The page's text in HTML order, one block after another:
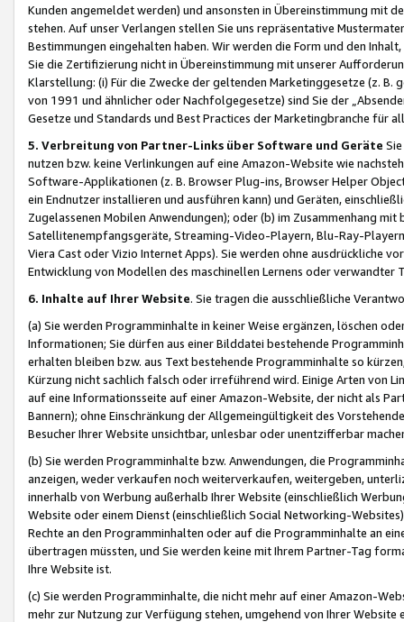
Kunden angemeldet werden) und ansonsten in Übereinstimmung mit
stehen. Auf unser Verlangen stellen Sie uns repräsentative
Bestimmungen eingehalten haben. Wir werden die Form und den
Sie die Zertifizierung nicht in Übereinstimmung mit unserer
Klarstellung: (i) Für die Zwecke der geltenden Marketinggesetze (z. B.
von 1991 und ähnlicher oder Nachfolgegesetze) sind Sie der
Gesetze und Standards und Best Practices der Marketingbranche für
5. Verbreitung von Partner-Links über Software und Geräte
nutzen bzw. keine Verlinkungen auf eine Amazon-Website wie
Software-Applikationen (z. B. Browser Plug-ins, Browser Helper
ein Endnutzer installieren und ausführen kann) und Geräten,
Zugelassenen Mobilen Anwendungen); oder (b) im Zusammenhang
Satellitenempfangsgeräte, Streaming-Video-Playern, Blu-Ray-
Viera Cast oder Vizio Internet Apps). Sie werden ohne ausdrückliche
Entwicklung von Modellen des maschinellen Lernens oder
6. Inhalte auf Ihrer Website. Sie tragen die ausschließliche
(a) Sie werden Programminhalte in keiner Weise ergänzen, löschen
Informationen; Sie dürfen aus einer Bilddatei bestehende
erhalten bleiben bzw. aus Text bestehende Programminhalte so
Kürzung nicht sachlich falsch oder irreführend wird. Einige Arten von
auf eine Informationsseite auf einer Amazon-Website, der nicht als
Bannern); ohne Einschränkung der Allgemeingültigkeit des
Besucher Ihrer Website unsichtbar, unlesbar oder unentzifferbar
(b) Sie werden Programminhalte bzw. Anwendungen, die
anzeigen, weder verkaufen noch weiterverkaufen, weitergeben,
innerhalb von Werbung außerhalb Ihrer Website (einschließlich
Website oder einem Dienst (einschließlich Social Networking-
Rechte an den Programminhalten oder auf die Programminhalte an
übertragen müssten, und Sie werden keine mit Ihrem Partner-Tag
Ihre Website ist.
(c) Sie werden Programminhalte, die nicht mehr auf einer Amazon-
mehr zur Nutzung zur Verfügung stehen, umgehend von Ihrer